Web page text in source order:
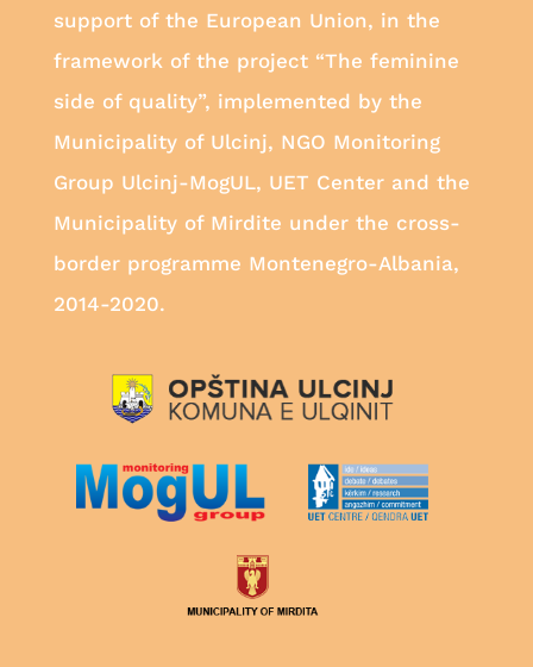
support of the European Union, in the
framework of the project “The feminine
side of quality”, implemented by the
Municipality of Ulcinj, NGO Monitoring
Group Ulcinj-MogUL, UET Center and the
Municipality of Mirdite under the cross-
border programme Montenegro-Albania,
2014-2020.